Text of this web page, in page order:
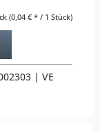
(0,04 € * / 1 Stück)
| VE